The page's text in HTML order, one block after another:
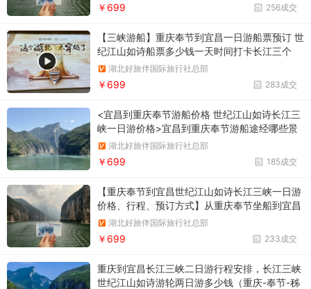
256成交
￥699
【三峡游船】重庆奉节到宜昌一日游船票预订 世
纪江山如诗船票多少钱一天时间打卡长江三个
峡：瞿塘峡、巫峡、西陵峡，超性价比
湖北好旅伴国际旅行社总部
283成交
￥699
<宜昌到重庆奉节游船价格 世纪江山如诗长江三
峡一日游价格>宜昌到重庆奉节游船途经哪些景
点 湖北好旅伴国际旅行社总部
185成交
￥699
【重庆奉节到宜昌世纪江山如诗长江三峡一日游
价格、行程、预订方式】从重庆奉节坐船到宜昌
要多久途径瞿塘峡、巫峡、西陵峡，一日游完长
江三峡
湖北好旅伴国际旅行社总部
233成交
￥699
重庆到宜昌长江三峡二日游行程安排，长江三峡
世纪江山如诗游轮两日游多少钱（重庆-奉节-秭